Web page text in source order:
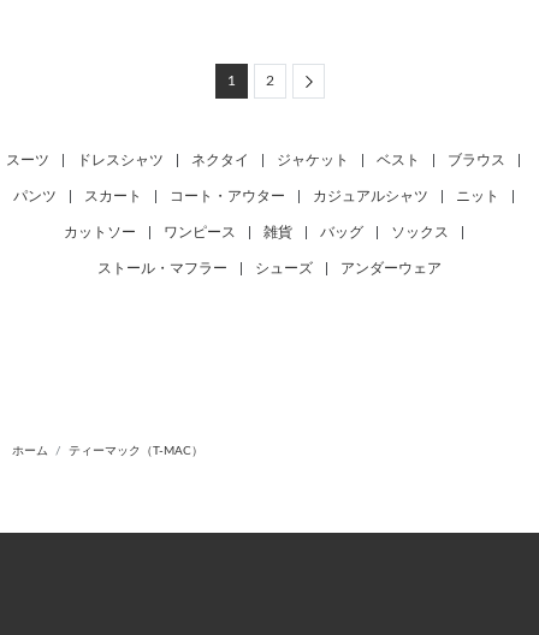
1 2 Next
スーツ ドレスシャツ ネクタイ ジャケット ベスト ブラウス
パンツ スカート コート・アウター カジュアルシャツ ニット
カットソー ワンピース 雑貨 バッグ ソックス
ストール・マフラー シューズ アンダーウェア
ホーム ティーマック（T-MAC）